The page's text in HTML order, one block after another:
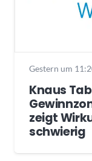
Gestern um
Knaus
zeigt
schwierig